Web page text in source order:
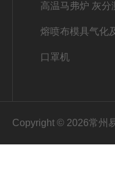
高温马弗炉 灰分
熔喷布模具气化
口罩机
Copyright © 2026常州